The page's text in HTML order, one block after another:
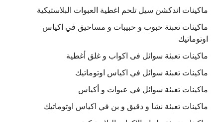
ماكينات اندكشن سيل تلحم اغطية العبوات البلاستيكية
ماكينات تعبئة حبوب و حبيبات و مساحيق في اكياس
اوتوماتيك
ماكينات تعبئة سوائل فى اكواب و غلق أغطية
ماكينات تعبئة سوائل في اكياس اوتوماتيك
ماكينات تعبئة سوائل في عبوات و أكياس
ماكينات تعبئة نشا و دقيق و بن في اكياس اوتوماتيك